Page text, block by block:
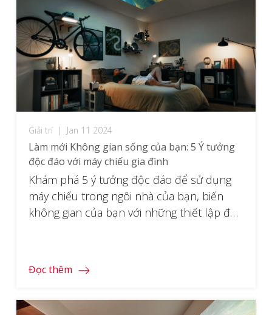
Giải trí | Jan 11 2024
Làm mới Không gian sống của bạn: 5 Ý tưởng
độc đáo với máy chiếu gia đình
Khám phá 5 ý tưởng độc đáo để sử dụng
máy chiếu trong ngôi nhà của bạn, biến
không gian của bạn với những thiết lập độc
Đọc thêm